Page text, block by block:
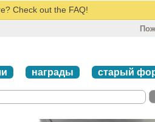
Check out the FAQ!
награды старый